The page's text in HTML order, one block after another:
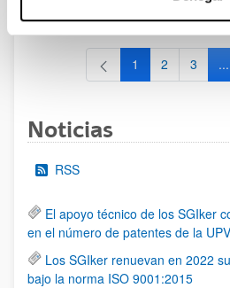
al 30/07/2026 (ambos incluídos)
Página
1 Página
2 Página
3 ...
Noticias
RSS
El apoyo técnico de los SGIker
en el número de patentes de la
Los SGIker renuevan en 2022
bajo la norma ISO 9001:2015